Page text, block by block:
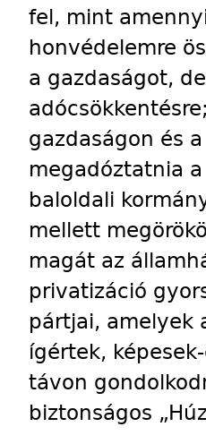
fel, mint
honvédelemre
a gazdaságot,
gazdaságon és
megadóztatnia
baloldali
mellett
magát az
privatizáció
pártjai, amelyek
ígértek,
távon
biztonságos